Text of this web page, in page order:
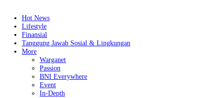
Hot News
Lifestyle
Finansial
Tanggung Jawab Sosial & Lingkungan
More
Warganet
Passion